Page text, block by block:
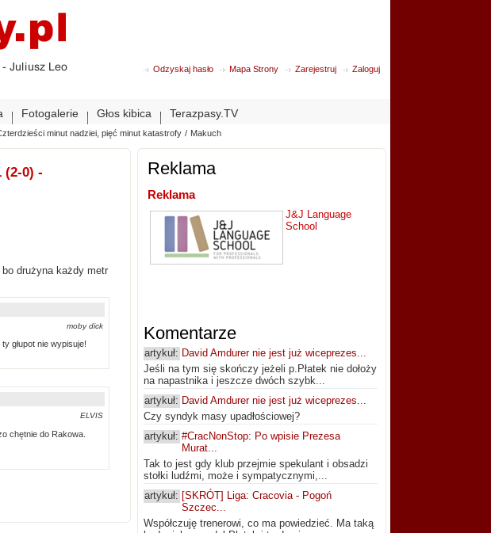
Odzyskaj hasło Mapa Strony Zarejestruj Zaloguj
Fotogalerie Głos kibica Terazpasy.TV
minut nadziei, pięć minut katastrofy / Makuch
(2-0) -
drużyna każdy metr
moby dick
głupot nie wypisuje!
ELVIS
chętnie do Rakowa.
Reklama
Reklama
J&J Language
School
Komentarze
artykuł: David Amdurer nie jest już wiceprezes...
Jeśli na tym się skończy jeżeli p.Płatek nie dołoży
na napastnika i jeszcze dwóch szybk...
artykuł: David Amdurer nie jest już wiceprezes...
Czy syndyk masy upadłościowej?
artykuł: #CracNonStop: Po wpisie Prezesa
Murat...
Tak to jest gdy klub przejmie spekulant i obsadzi
stołki ludźmi, może i sympatycznymi,...
artykuł: [SKRÓT] Liga: Cracovia - Pogoń
Szczec...
Współczuję trenerowi, co ma powiedzieć. Ma taką